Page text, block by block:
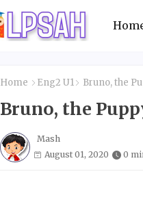
Home Eng2 U1 Bruno, the
Bruno, the
Mash
August 01, 2020
0